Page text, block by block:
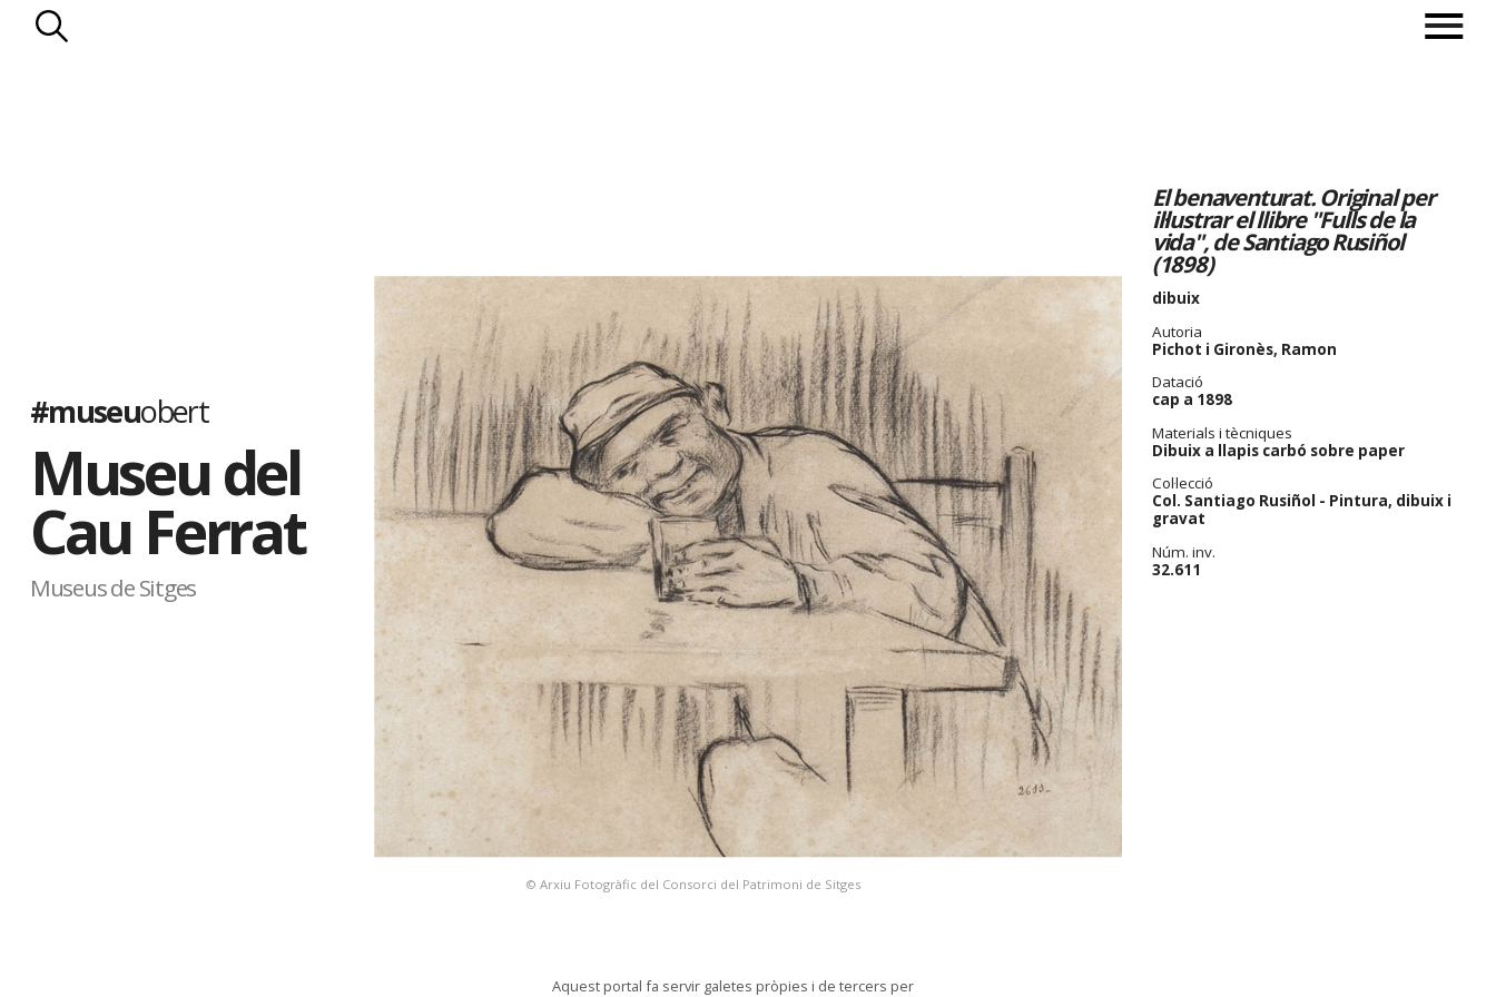
#museuobert
Museu del
Cau Ferrat
Museus de Sitges
© Arxiu Fotogràfic del Consorci del Patrimoni de Sitges
El benaventurat. Original per
il·lustrar el llibre "Fulls de la
vida", de Santiago Rusiñol
(1898)
dibuix
Autoria
Pichot i Gironès, Ramon
Datació
cap a 1898
Materials i tècniques
Dibuix a llapis carbó sobre paper
Col·lecció
Col. Santiago Rusiñol - Pintura, dibuix i
gravat
Núm. inv.
32.611
Aquest portal fa servir galetes pròpies i de tercers per